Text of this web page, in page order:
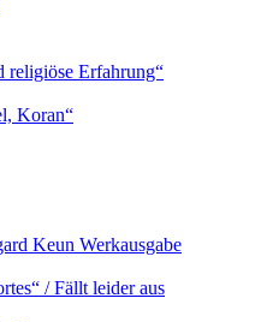
religiöse Erfahrung“
Koran“
Keun Werkausgabe
/ Fällt leider aus